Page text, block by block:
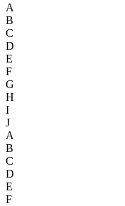
A
B
C
D
E
F
G
H
I
J
A
B
C
D
E
F